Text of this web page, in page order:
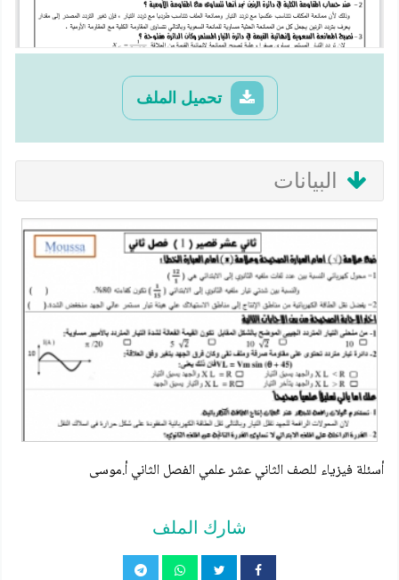
تحميل الملف
البيانات
أسئلة فيزياء للصف الثاني عشر علمي الفصل الثاني أ.موسى
شارك الملف